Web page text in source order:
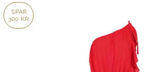
SPAR
300 KR